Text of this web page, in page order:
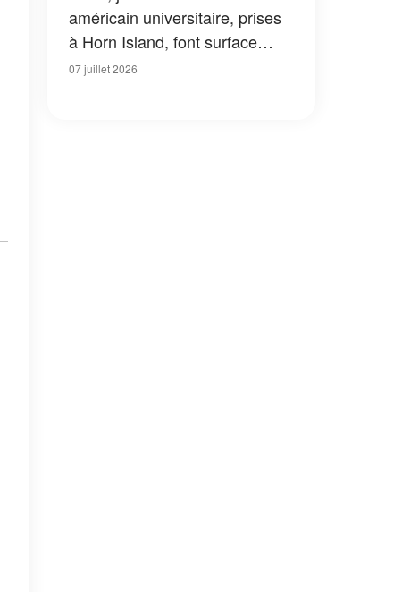
américain universitaire, prises
à Horn Island, font surface
alors que sa mère rompt le
07 juillet 2026